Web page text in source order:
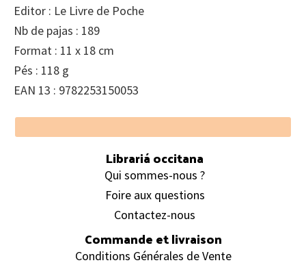
Editor : Le Livre de Poche
Nb de pajas : 189
Format : 11 x 18 cm
Pés : 118 g
EAN 13 : 9782253150053
Footer
Librariá occitana
Qui sommes-nous ?
Foire aux questions
Contactez-nous
Commande et livraison
Conditions Générales de Vente